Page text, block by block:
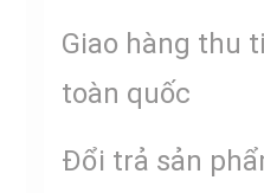
Giao hàng thu
toàn quốc
Đổi trả sản